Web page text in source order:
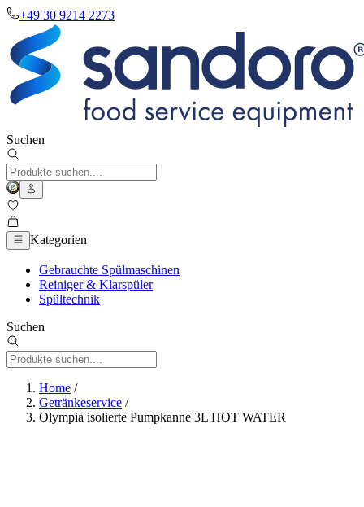
+49 30 9214 2273
Suchen
Kategorien
Gebrauchte Spülmaschinen
Reiniger & Klarspüler
Spültechnik
Suchen
Home /
Getränkeservice /
Olympia isolierte Pumpkanne 3L HOT WATER